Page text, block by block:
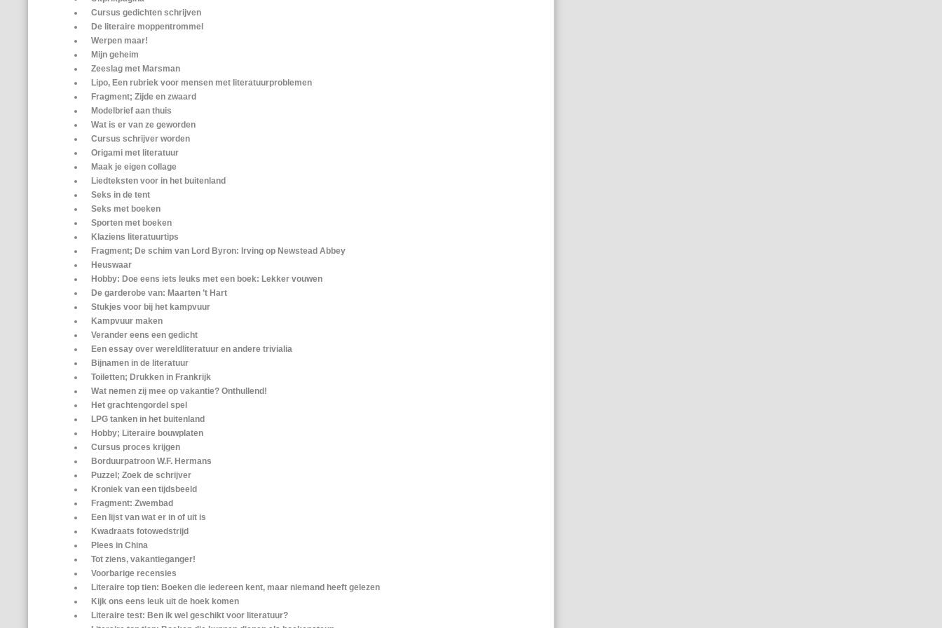
Cursus gedichten schrijven
De literaire moppentrommel
Werpen maar!
Mijn geheim
Zeeslag met Marsman
Lipo, Een rubriek voor mensen met literatuurproblemen
Fragment; Zijde en zwaard
Modelbrief aan thuis
Wat is er van ze geworden
Cursus schrijver worden
Origami met literatuur
Maak je eigen collage
Liedteksten voor in het buitenland
Seks in de tent
Seks met boeken
Sporten met boeken
Klaziens literatuurtips
Fragment; De schim van Lord Byron: Irving op Newstead Abbey
Heuswaar
Hobby: Doe eens iets leuks met een boek: Lekker vouwen
De garderobe van: Maarten ’t Hart
Stukjes voor bij het kampvuur
Kampvuur maken
Verander eens een gedicht
Een essay over wereldliteratuur en andere trivialia
Bijnamen in de literatuur
Toiletten; Drukken in Frankrijk
Wat nemen zij mee op vakantie? Onthullend!
Het grachtengordel spel
LPG tanken in het buitenland
Hobby; Literaire bouwplaten
Cursus proces krijgen
Borduurpatroon W.F. Hermans
Puzzel; Zoek de schrijver
Kroniek van een tijdsbeeld
Fragment: Zwembad
Een lijst van wat er in of uit is
Kwadraats fotowedstrijd
Plees in China
Tot ziens, vakantieganger!
Voorbarige recensies
Literaire top tien: Boeken die iedereen kent, maar niemand heeft gelezen
Kijk ons eens leuk uit de hoek komen
Literaire test: Ben ik wel geschikt voor literatuur?